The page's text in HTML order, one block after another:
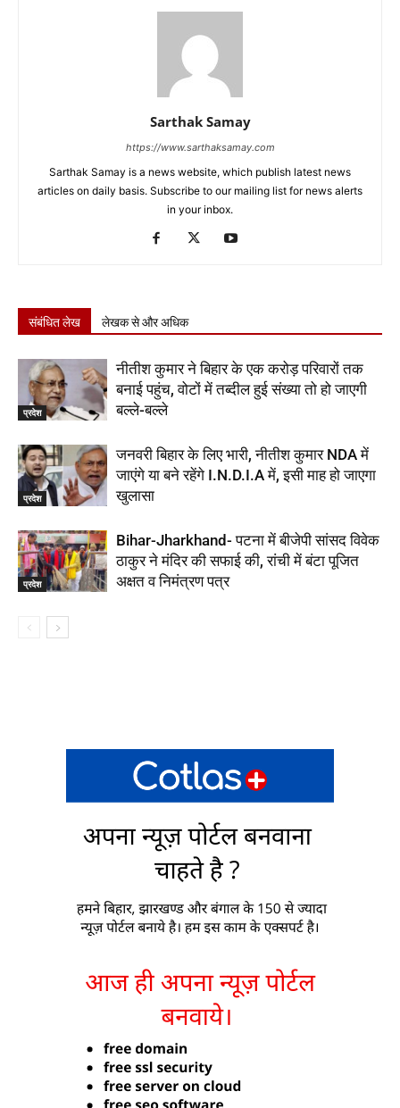
Sarthak Samay
https://www.sarthaksamay.com
Sarthak Samay is a news website, which publish latest news
articles on daily basis. Subscribe to our mailing list for news alerts
in your inbox.
संबंधित लेख लेखक से और अधिक
प्रदेश
नीतीश कुमार ने बिहार के एक करोड़ परिवारों तक
बनाई पहुंच, वोटों में तब्दील हुई संख्या तो हो जाएगी
बल्ले-बल्ले
प्रदेश
जनवरी बिहार के लिए भारी, नीतीश कुमार NDA में
जाएंगे या बने रहेंगे I.N.D.I.A में, इसी माह हो जाएगा
खुलासा
प्रदेश
Bihar-Jharkhand- पटना में बीजेपी सांसद विवेक
ठाकुर ने मंदिर की सफाई की, रांची में बंटा पूजित
अक्षत व निमंत्रण पत्र